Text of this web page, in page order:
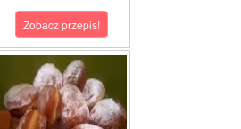
Zobacz przepis!